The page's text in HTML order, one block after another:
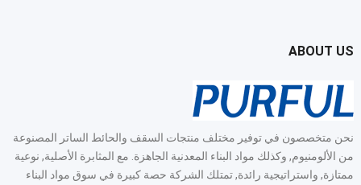
ABOUT US
نحن متخصصون في توفير مختلف منتجات السقف والحائط الساتر المصنوعة
من الألومنيوم, وكذلك مواد البناء المعدنية الجاهزة. مع المثابرة الأصلية, نوعية
ممتازة, واستراتيجية رائدة, تمتلك الشركة حصة كبيرة في سوق مواد البناء